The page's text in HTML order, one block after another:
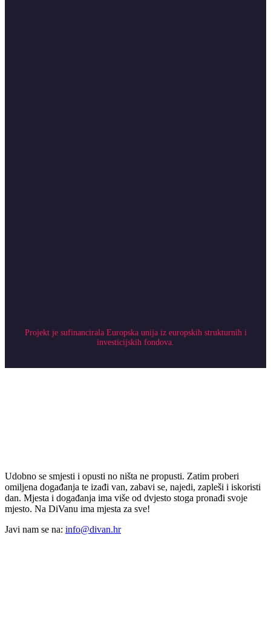
Projekt je sufinancirala Europska unija iz europskih strukturnih i
investicijskih fondova.
Udobno se smjesti i opusti no ništa ne propusti. Zatim proberi
omiljena događanja te izađi van, zabavi se, najedi, zapleši i iskoristi
dan. Mjesta i događanja ima više od dvjesto stoga pronađi svoje
mjesto. Na DiVanu ima mjesta za sve!
Javi nam se na: info@divan.hr